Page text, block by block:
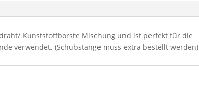
Kunststoffborste Mischung und ist perfekt für die
verwendet. (Schubstange muss extra bestellt werden)